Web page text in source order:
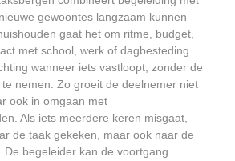
gewoontes langzaam kunnen
gaat het om ritme, budget,
met school, werk of dagbesteding.
wanneer iets vastloopt, zonder de
nemen. Zo groeit de deelnemer niet
ook in omgaan met
Als iets meerdere keren misgaat,
de taak gekeken, maar ook naar de
De begeleider kan de voortgang